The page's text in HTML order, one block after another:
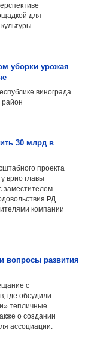
для
уборки урожая
винограда
район
30 млрд в
проекта
врио главы
заместителем
РД
компании
вопросы развития
с
где обсудили
тепличные
о создании
ассоциации.